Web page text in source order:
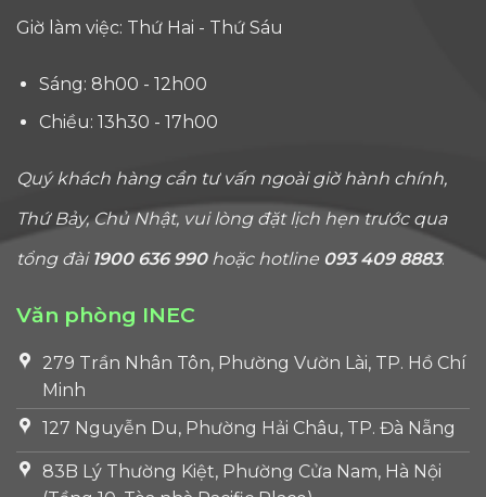
Giờ làm việc: Thứ Hai - Thứ Sáu
Sáng: 8h00 - 12h00
Chiều: 13h30 - 17h00
Quý khách hàng cần tư vấn ngoài giờ hành chính,
Thứ Bảy, Chủ Nhật, vui lòng đặt lịch hẹn trước qua
tổng đài 1900 636 990hoặc hotline 093 409 8883.
Văn phòng INEC
279 Trần Nhân Tôn, Phường Vườn Lài, TP. Hồ Chí
Minh
127 Nguyễn Du, Phường Hải Châu, TP. Đà Nẵng
83B Lý Thường Kiệt, Phường Cửa Nam, Hà Nội